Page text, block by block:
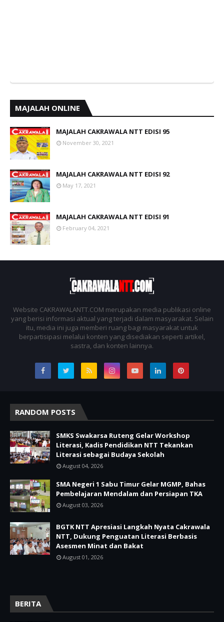
MAJALAH ONLINE
MAJALAH CAKRAWALA NTT EDISI 95
November 30, 2021
MAJALAH CAKRAWALA NTT EDISI 92
May 17, 2021
MAJALAH CAKRAWALA NTT EDISI 91
February 04, 2021
Website CAKRAWALANTT.COM merupakan media publikasi online
yang berisi informasi aktual yang terjadi dalam masyarakat. Selain
itu, media ini juga memberi ruang bagi masyarakat untuk
berpartisipasi melalui konten yang disediakan seperti artikel,
sastra, dan konten lainnya.
RANDOM POSTS
SMKS Swakarsa Ruteng Gelar Workshop
Literasi, Kadis Pendidikan NTT Tekankan
Literasi sebagai Budaya Sekolah
August 04, 2026
SMA Negeri 1 Sabu Timur Gelar MGMP, Bahas
Pembelajaran Mendalam dan Persiapan TKA
August 03, 2026
BGTK NTT Apresiasi Langkah Nyata Cakrawala
NTT, Dukung Penguatan Literasi Berbasis
Asesmen Minat dan Bakat
August 01, 2026
BERITA